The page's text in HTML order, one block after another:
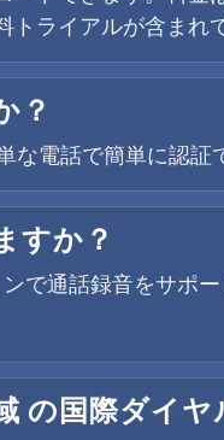
ライアルが含まれ
？
な電話で簡単に認証
すか？
で通話録音をサポ
の国際ダイ